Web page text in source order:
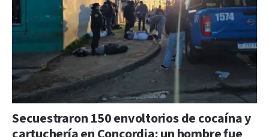
Secuestraron 150 envoltorios de cocaína y